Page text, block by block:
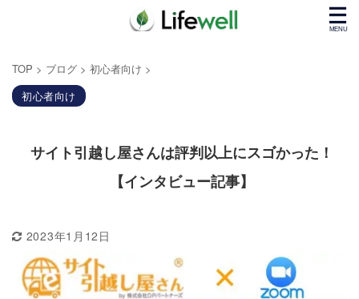
TOP > ブログ > 初心者向け >
初心者向け
サイト引越し屋さんは評判以上にスゴかった！
【インタビュー記事】
2023年1月12日